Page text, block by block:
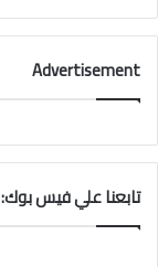
Advertisement
تابعنا علي فيس بوك: